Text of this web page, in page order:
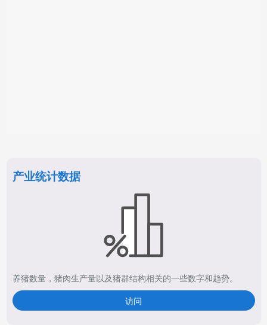
产业统计数据
养猪数量，猪肉生产量以及猪群结构相关的一些数字和趋势。
访问